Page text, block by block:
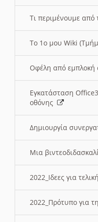
Τι περιμένουμε από
Το 1ο μου Wiki
Οφέλη από εμπλοκή
Εγκατάσταση
οθόνης
Δημιουργία
Μια
2022_Ιδεες για
2022_Πρότυπο για